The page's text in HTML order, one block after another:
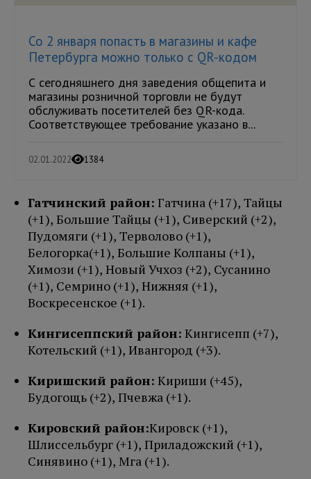
Со 2 января попасть в магазины и кафе
Петербурга можно только с QR-кодом
С сегодняшнего дня заведения общепита и
магазины розничной торговли не будут
обслуживать посетителей без QR-кода.
Соответствующее требование указано в...
02.01.2022 1384
Гатчинский район: Гатчина (+17), Тайцы
(+1), Большие Тайцы (+1), Сиверский (+2),
Пудомяги (+1), Терволово (+1),
Белогорка(+1), Большие Колпаны (+1),
Химози (+1), Новый Учхоз (+2), Сусанино
(+1), Семрино (+1), Нижняя (+1),
Воскресенское (+1).
Кингисеппский район: Кингисепп (+7),
Котельский (+1), Ивангород (+3).
Киришский район: Кириши (+45),
Будогощь (+2), Пчевжа (+1).
Кировский район:Кировск (+1),
Шлиссельбург (+1), Приладожский (+1),
Синявино (+1), Мга (+1).